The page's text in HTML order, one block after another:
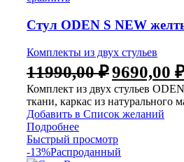
Стул ODEN S NEW
Комплекты из двух стульев
11990,00₽9690,00
Комплект из двух стульев
ткани, каркас из натурального
Добавить в Список желаний
Подробнее
Быстрый просмотр
-13%Распроданный